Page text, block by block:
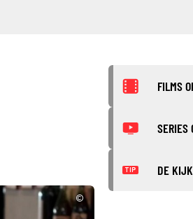
©
FILMS
SERIES
TIP DE